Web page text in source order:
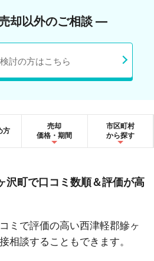
却以外のご相談 ―
討の方はこちら
方
売却
価格・期間
市区町村
から探す
沢町で口コミ数順＆評価が高
ミで評価の高い西津軽郡鰺ヶ
相談することもできます。